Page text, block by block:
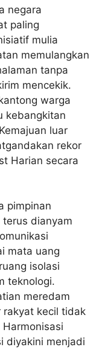
negara
paling
mulia
memulangkan
tanpa
mencekik.
warga
kebangkitan
luar
rekor
Harian secara
pimpinan
dianyam
mata uang
isolasi
teknologi.
meredam
rakyat kecil tidak
diyakini menjadi